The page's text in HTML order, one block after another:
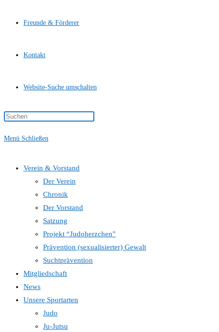
Freunde & Förderer
Kontakt
Website-Suche umschalten
Menü Schließen
Verein & Vorstand
Der Verein
Chronik
Der Vorstand
Satzung
Projekt “Judoherzchen”
Prävention (sexualisierter) Gewalt
Suchtprävention
Mitgliedschaft
News
Unsere Sportarten
Judo
Ju-Jutsu